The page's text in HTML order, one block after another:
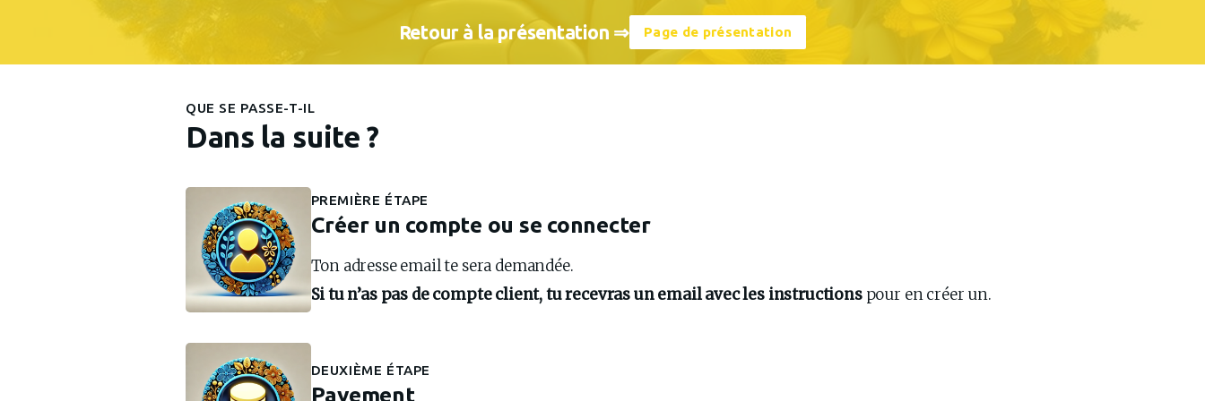
Retour à la présentation ⇒ Page de présentation
QUE SE PASSE-T-IL
Dans la suite ?
PREMIÈRE ÉTAPE
Créer un compte ou se connecter
Ton adresse email te sera demandée.
Si tu n’as pas de compte client, tu recevras un email avec les instructions pour en créer un.
DEUXIÈME ÉTAPE
Payement